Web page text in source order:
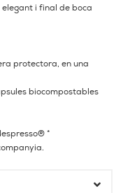
i final de boca
protectora, en una
biocompostables
*